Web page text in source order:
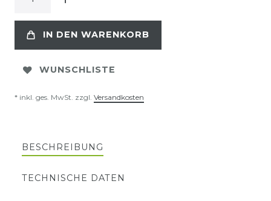
IN DEN WARENKORB
WUNSCHLISTE
* inkl. ges. MwSt. zzgl. Versandkosten
BESCHREIBUNG
TECHNISCHE DATEN